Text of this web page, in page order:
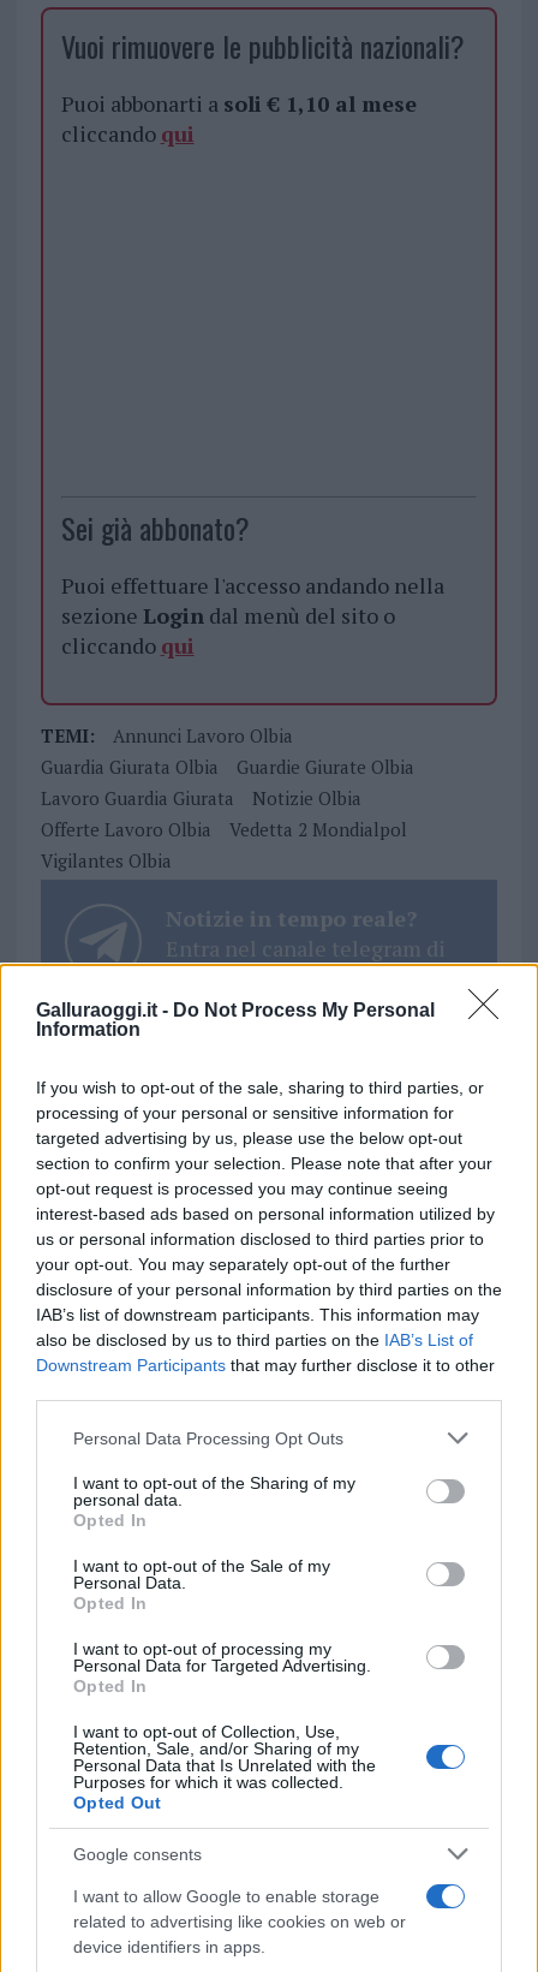
Galluraoggi.it - Do Not Process My Personal
Information
If you wish to opt-out of the sale, sharing to third parties, or
processing of your personal or sensitive information for
targeted advertising by us, please use the below opt-out
section to confirm your selection. Please note that after your
opt-out request is processed you may continue seeing
interest-based ads based on personal information utilized by
us or personal information disclosed to third parties prior to
your opt-out. You may separately opt-out of the further
disclosure of your personal information by third parties on the
IAB’s list of downstream participants. This information may
also be disclosed by us to third parties on the IAB’s List of
Downstream Participants that may further disclose it to other
Please note that this website/app uses one or more Google
not limited to your visit or usage behaviour. You may click to
grant or deny consent to Google and its third-party tags to
use your data for below specified purposes in below Google
consent section.
Personal Data Processing Opt Outs
I want to opt-out of the Sharing of my
personal data.
Opted In
I want to opt-out of the Sale of my
Personal Data.
Opted In
I want to opt-out of processing my
Personal Data for Targeted Advertising.
Opted In
I want to opt-out of Collection, Use,
Retention, Sale, and/or Sharing of my
Personal Data that Is Unrelated with the
Purposes for which it was collected.
Opted Out
Google consents
I want to allow Google to enable storage
related to advertising like cookies on web or
device identifiers in apps.
Vuoi rimuovere le pubblicità nazionali?
Puoi abbonarti a soli € 1,10 al mese
cliccando qui
Sei già abbonato?
Puoi effettuare l'accesso andando nella
sezione Logindal menù del sito o
cliccando qui
TEMI:
Annunci Lavoro Olbia
Guardia Giurata Olbia
Guardie Giurate Olbia
Lavoro Guardia Giurata
Notizie Olbia
Offerte Lavoro Olbia
Vedetta 2 Mondialpol
Vigilantes Olbia
Notizie in tempo reale?
Entra nel canale telegram di
Inviaci le tue segnalazioni,
i tuoi video e le tue foto
Su WhatsApp al numero +39
345 356 7512
Ricevi le nostre ultime news
daGoogle News
Condividi l'articolo
F
a
ce
b
o
o
k
T
w
it
te
r
n
re
h
s
p
p
h
re
Prossimo articolo
NOTIZIE RECENTI
Pausa caffè impeccabile: come scegliere la
soluzione ideale per la casa e l’ufficio
Monte Pino, la fine di un lungo dolore: storia e
rinascita della strada che segnò la Gallura